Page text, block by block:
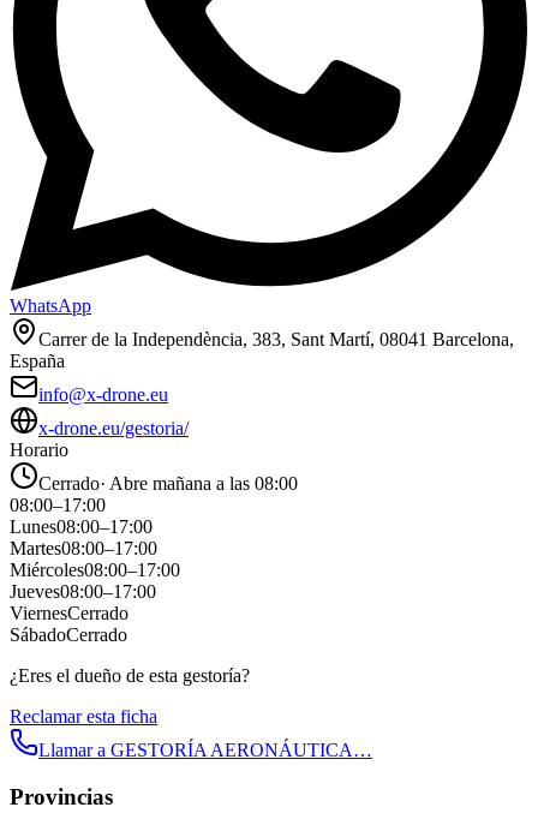
WhatsApp
Carrer de la Independència, 383, Sant Martí, 08041 Barcelona,
España
info@x-drone.eu
x-drone.eu/gestoria/
Horario
Cerrado· Abre mañana a las 08:00
08:00–17:00
Lunes08:00–17:00
Martes08:00–17:00
Miércoles08:00–17:00
Jueves08:00–17:00
ViernesCerrado
SábadoCerrado
¿Eres el dueño de esta gestoría?
Reclamar esta ficha
Llamar a GESTORÍA AERONÁUTICA…
Provincias